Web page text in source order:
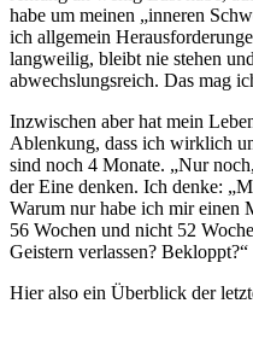
habe um meinen „inneren
ich allgemein
langweilig, bleibt nie stehen
abwechslungsreich. Das mag
Inzwischen aber hat mein
Ablenkung, dass ich wirklich
sind noch 4 Monate. „Nur
der Eine denken. Ich denke:
Warum nur habe ich mir einen
56 Wochen und nicht 52
Geistern verlassen? Bekloppt?“
Hier also ein Überblick der